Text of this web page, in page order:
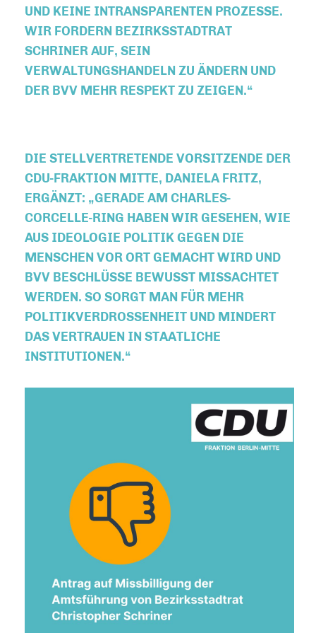
UND KEINE INTRANSPARENTEN PROZESSE.
WIR FORDERN BEZIRKSSTADTRAT
SCHRINER AUF, SEIN
VERWALTUNGSHANDELN ZU ÄNDERN UND
DER BVV MEHR RESPEKT ZU ZEIGEN.“
DIE STELLVERTRETENDE VORSITZENDE DER
CDU-FRAKTION MITTE, DANIELA FRITZ,
ERGÄNZT: „GERADE AM CHARLES-
CORCELLE-RING HABEN WIR GESEHEN, WIE
AUS IDEOLOGIE POLITIK GEGEN DIE
MENSCHEN VOR ORT GEMACHT WIRD UND
BVV BESCHLÜSSE BEWUSST MISSACHTET
WERDEN. SO SORGT MAN FÜR MEHR
POLITIKVERDROSSENHEIT UND MINDERT
DAS VERTRAUEN IN STAATLICHE
INSTITUTIONEN.“